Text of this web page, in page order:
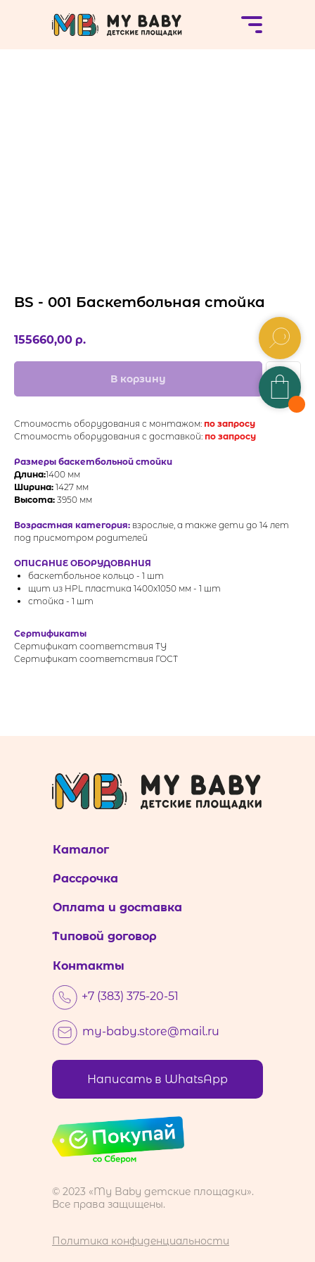
BS - 001 Баскетбольная стойка
155660,00 р.
В корзину
Стоимость оборудования с монтажом: по запросу
Стоимость оборудования с доставкой: по запросу
Размеры баскетбольной стойки
Длина:1400 мм
Ширина: 1427 мм
Высота: 3950 мм
Возрастная категория: взрослые, а также дети до 14 лет
под присмотром родителей
ОПИСАНИЕ ОБОРУДОВАНИЯ
баскетбольное кольцо - 1 шт
щит из HPL пластика 1400х1050 мм - 1 шт
стойка - 1 шт
Сертификаты
Сертификат соответствия ТУ
Сертификат соответствия ГОСТ
Политика конфиденциальности
© 2023 «My Baby детские площадки».
Все права защищены.
Каталог
Контакты
+7 (383) 375-20-51
my-baby.store@mail.ru
Рассрочка
Оплата и доставка
Написать в WhatsApp
Типовой договор